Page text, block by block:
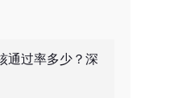
通过率多少？深